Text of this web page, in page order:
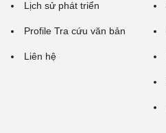
Lịch sử phát triển
Profile Tra cứu văn bản
Liên hệ